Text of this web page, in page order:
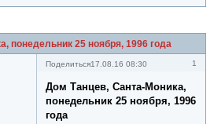
понедельник 25 ноября, 1996 года
Поделиться 1
17.08.16 08:30
Дом Танцев, Санта-Моника,
понедельник 25 ноября, 1996
года